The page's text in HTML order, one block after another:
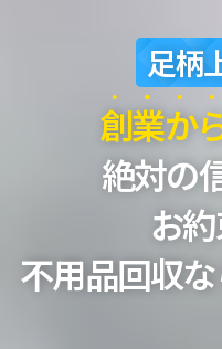
足柄
創業か
絶対の
お
不用品回収